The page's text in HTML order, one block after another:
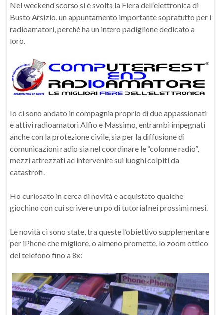
Nel weekend scorso si è svolta la Fiera dell’elettronica di
Busto Arsizio, un appuntamento importante sopratutto per i
radioamatori, perché ha un intero padiglione dedicato a
loro.
Io ci sono andato in compagnia proprio di due appassionati
e attivi radioamatori Alfio e Massimo, entrambi impegnati
anche con la protezione civile, sia per la diffusione di
comunicazioni radio sia nel coordinare le “colonne radio”,
mezzi attrezzati ad intervenire sui luoghi colpiti da
catastrofi.
Ho curiosato in cerca di novità e acquistato qualche
giochino con cui scrivere un po di tutorial nei prossimi mesi.
Le novità ci sono state, tra queste l’obiettivo supplementare
per iPhone che migliore, o almeno promette, lo zoom ottico
del telefono fino a 8x: